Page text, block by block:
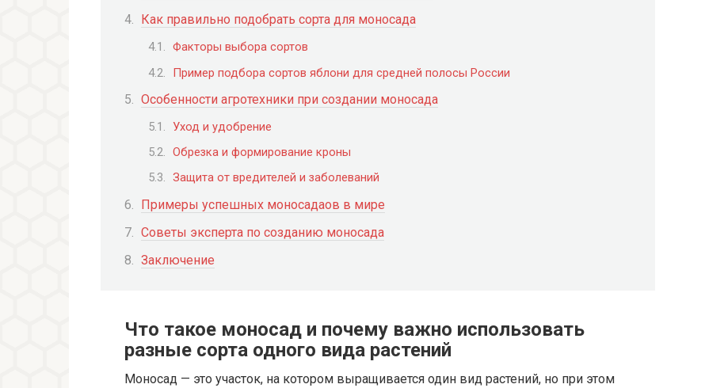
Как правильно подобрать сорта для моносада
Факторы выбора сортов
Пример подбора сортов яблони для средней полосы России
Особенности агротехники при создании моносада
Уход и удобрение
Обрезка и формирование кроны
Защита от вредителей и заболеваний
Примеры успешных моносадаов в мире
Советы эксперта по созданию моносада
Заключение
Что такое моносад и почему важно использовать
разные сорта одного вида растений
Моносад — это участок, на котором выращивается один вид растений, но при этом